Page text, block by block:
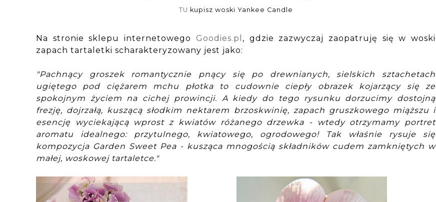
TU kupisz woski Yankee Candle
Na stronie sklepu internetowego Goodies.pl , gdzie zazwyczaj zaopatruję się w woski
zapach tartaletki scharakteryzowany jest jako:
"Pachnący groszek romantycznie pnący się po drewnianych, sielskich sztachetach
ugiętego pod ciężarem mchu płotka to cudownie ciepły obrazek kojarzący się ze
spokojnym życiem na cichej prowincji. A kiedy do tego rysunku dorzucimy dostojną
frezję, dojrzałą, kuszącą słodkim nektarem brzoskwinię, zapach gruszkowego miąższu i
esencję wyciekającą wprost z kwiatów różanego drzewka - wtedy otrzymamy portret
aromatu idealnego: przytulnego, kwiatowego, ogrodowego! Tak właśnie rysuje się
kompozycja Garden Sweet Pea - kusząca mnogością składników cudem zamkniętych w
małej, woskowej tartaletce."